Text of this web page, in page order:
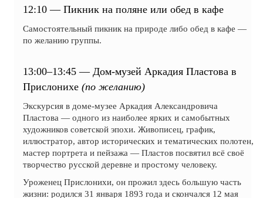
12:10 — Пикник на поляне или обед в кафе
Самостоятельный пикник на природе либо обед в кафе —
по желанию группы.
13:00–13:45 — Дом-музей Аркадия Пластова в
Прислонихе(по желанию)
Экскурсия в доме-музее Аркадия Александровича
Пластова — одного из наиболее ярких и самобытных
художников советской эпохи. Живописец, график,
иллюстратор, автор исторических и тематических полотен,
мастер портрета и пейзажа — Пластов посвятил всё своё
творчество русской деревне и простому человеку.
Уроженец Прислонихи, он прожил здесь большую часть
жизни: родился 31 января 1893 года и скончался 12 мая